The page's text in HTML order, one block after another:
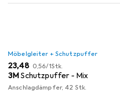
Möbelgleiter + Schutzpuffer
EUR
23,48 EUR
0,56/1Stk.
3M Schutzpuffer - Mix
Anschlagdämpfer, 42 Stk.